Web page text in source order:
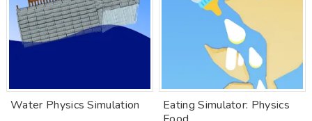
Water Physics Simulation
Eating Simulator: Physics